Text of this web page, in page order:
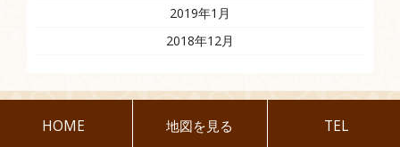
2019年1月
2018年12月
HOME 地図を見る TEL